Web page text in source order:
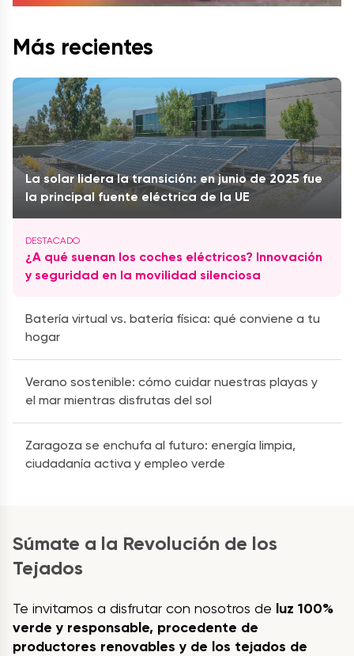
Más recientes
La solar lidera la transición: en junio de 2025 fue
la principal fuente eléctrica de la UE
¿A qué suenan los coches eléctricos? Innovación
y seguridad en la movilidad silenciosa
Batería virtual vs. batería física: qué conviene a tu
hogar
Verano sostenible: cómo cuidar nuestras playas y
el mar mientras disfrutas del sol
Zaragoza se enchufa al futuro: energía limpia,
ciudadanía activa y empleo verde
Súmate a la Revolución de los
Tejados
Te invitamos a disfrutar con nosotros de luz 100%
verde y responsable, procedente de
productores renovables y de los tejados de